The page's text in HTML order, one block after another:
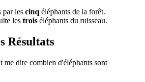
par les cinq éléphants de la forêt.
les trois éléphants du ruisseau.
Résultats
me dire combien d'éléphants sont